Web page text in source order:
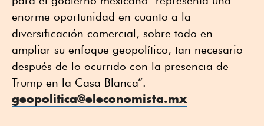
enorme oportunidad en cuanto a la
diversificación comercial, sobre todo en
ampliar su enfoque geopolítico, tan necesario
después de lo ocurrido con la presencia de
Trump en la Casa Blanca”.
geopolitica@eleconomista.mx